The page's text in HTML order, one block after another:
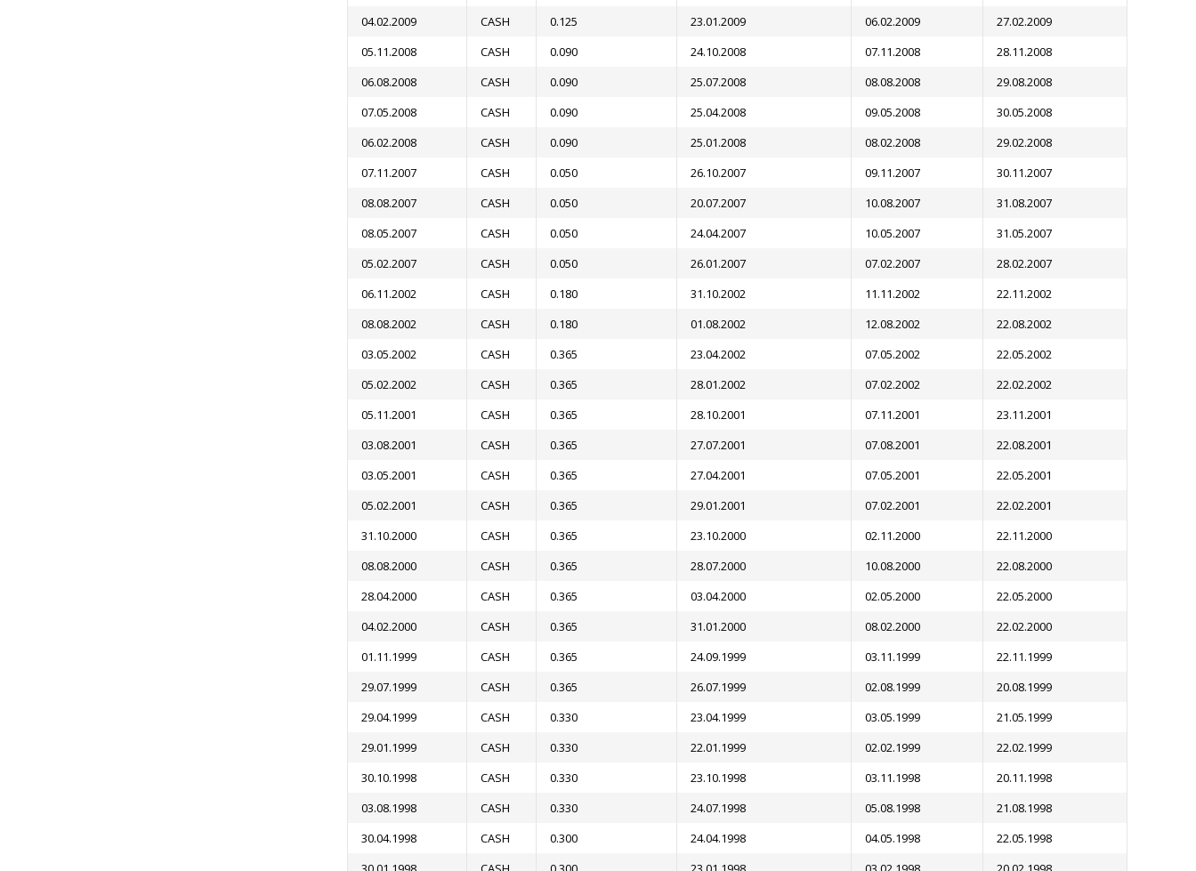
04.02.2009
CASH 0.125 23.01.2009 06.02.2009
27.02.2009
05.11.2008
CASH 0.090 24.10.2008 07.11.2008
28.11.2008
06.08.2008
CASH 0.090 25.07.2008 08.08.2008
29.08.2008
07.05.2008
CASH 0.090 25.04.2008 09.05.2008
30.05.2008
06.02.2008
CASH 0.090 25.01.2008 08.02.2008
29.02.2008
07.11.2007
CASH 0.050 26.10.2007 09.11.2007
30.11.2007
08.08.2007
CASH 0.050 20.07.2007 10.08.2007
31.08.2007
08.05.2007
CASH 0.050 24.04.2007 10.05.2007
31.05.2007
05.02.2007
CASH 0.050 26.01.2007 07.02.2007
28.02.2007
06.11.2002
CASH 0.180 31.10.2002 11.11.2002
22.11.2002
08.08.2002
CASH 0.180 01.08.2002 12.08.2002
22.08.2002
03.05.2002
CASH 0.365 23.04.2002 07.05.2002
22.05.2002
05.02.2002
CASH 0.365 28.01.2002 07.02.2002
22.02.2002
05.11.2001
CASH 0.365 28.10.2001 07.11.2001
23.11.2001
03.08.2001
CASH 0.365 27.07.2001 07.08.2001
22.08.2001
03.05.2001
CASH 0.365 27.04.2001 07.05.2001
22.05.2001
05.02.2001
CASH 0.365 29.01.2001 07.02.2001
22.02.2001
31.10.2000
CASH 0.365 23.10.2000 02.11.2000
22.11.2000
08.08.2000
CASH 0.365 28.07.2000 10.08.2000
22.08.2000
28.04.2000
CASH 0.365 03.04.2000 02.05.2000
22.05.2000
04.02.2000
CASH 0.365 31.01.2000 08.02.2000
22.02.2000
01.11.1999
CASH 0.365 24.09.1999 03.11.1999
22.11.1999
29.07.1999
CASH 0.365 26.07.1999 02.08.1999
20.08.1999
29.04.1999
CASH 0.330 23.04.1999 03.05.1999
21.05.1999
29.01.1999
CASH 0.330 22.01.1999 02.02.1999
22.02.1999
30.10.1998
CASH 0.330 23.10.1998 03.11.1998
20.11.1998
03.08.1998
CASH 0.330 24.07.1998 05.08.1998
21.08.1998
30.04.1998
CASH 0.300 24.04.1998 04.05.1998
22.05.1998